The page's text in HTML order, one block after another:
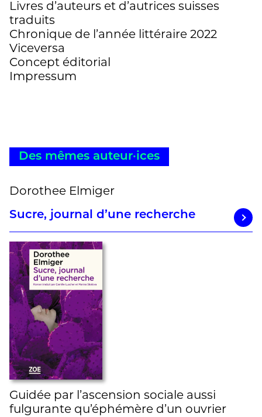
Livres d’auteurs et d’autrices suisses
traduits
Chronique de l’année littéraire 2022
Viceversa
Concept éditorial
Impressum
Des mêmes auteur·ices
Dorothee Elmiger
Sucre, journal d’une recherche
Guidée par l’ascension sociale aussi
fulgurante qu’éphémère d’un ouvrier